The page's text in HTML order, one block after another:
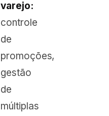
varejo:
controle
de
promoções,
gestão
de
múltiplas